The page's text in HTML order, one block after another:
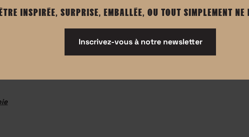
deux filles et parfois, je fais semblant de ne pas voir qu’elles
Alors j’imagine assez facilement, que si j’avais un garçon je
“la faute à la nature humaine” aurait bon dos car la plupart des
ces phrases qui nous enferment. Ces phrases qui en
INSPIRÉE, SURPRISE, EMBALLÉE, OU TOUT SIMPLEMENT NE
Inscrivez-vous à notre newsletter